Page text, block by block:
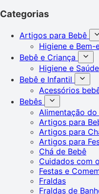
Categorias
Artigos para Bebê
Higiene e Bem-
Bebê e Criança
Higiene e
Bebê e Infantil
Acessórios
Bebês
Alimentação do
Artigos para
Artigos para
Artigos para
Chá de Bebê
Cuidados com
Festas e
Fraldas
Fraldas de